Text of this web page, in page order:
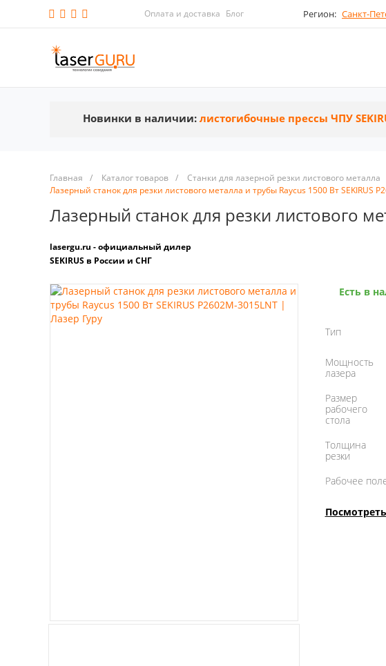
Оплата и доставка Блог Регион: Санкт-
Новинки в наличии: листогибочные прессы ЧПУ
Главная / Каталог товаров / Станки для лазерной резки листового металла
Лазерный станок для резки листового металла и трубы Raycus 1500 Вт SEKIRUS
Лазерный станок для резки листового
lasergu.ru - официальный дилер
SEKIRUS в России и СНГ
Есть в
Тип
Мощность
лазера
Размер
рабочего
стола
Толщина
резки
Рабочее